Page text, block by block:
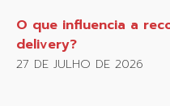
O que influencia a
delivery?
27 DE JULHO DE 2026